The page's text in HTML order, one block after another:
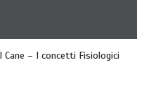
Cane – I concetti Fisiologici